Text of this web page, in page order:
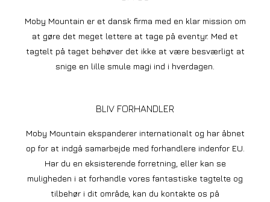
Moby Mountain er et dansk firma med en klar mission om
at gøre det meget lettere at tage på eventyr. Med et
tagtelt på taget behøver det ikke at være besværligt at
snige en lille smule magi ind i hverdagen.
BLIV FORHANDLER
Moby Mountain ekspanderer internationalt og har åbnet
op for at indgå samarbejde med forhandlere indenfor EU.
Har du en eksisterende forretning, eller kan se
muligheden i at forhandle vores fantastiske tagtelte og
tilbehør i dit område, kan du kontakte os på